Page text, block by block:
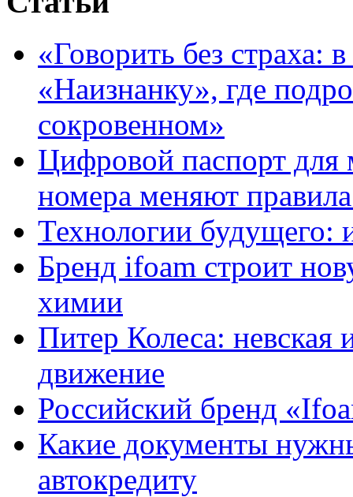
«Говорить без страха:
«Наизнанку», где
сокровенном»
Цифровой паспорт для
номера меняют
Технологии будущего:
Бренд ifoam строит
химии
Питер Колеса: невская
движение
Российский бренд
Какие документы
автокредиту